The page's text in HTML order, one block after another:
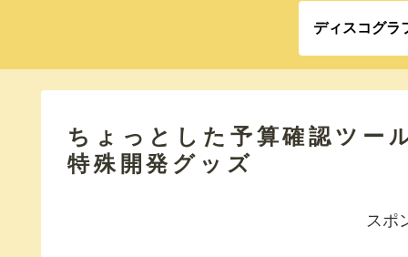
ディスコグラ
ちょっとした予算確認ツ
特殊開発グッズ
スポ